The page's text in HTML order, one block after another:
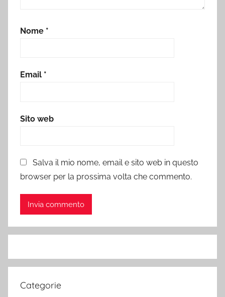
Nome *
Email *
Sito web
Salva il mio nome, email e sito web in questo
browser per la prossima volta che commento.
Categorie